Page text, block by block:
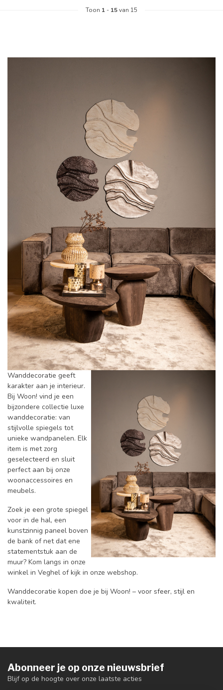
Toon 1 - 15van 15
Wanddecoratie geeft
karakter aan je interieur.
Bij Woon! vind je een
bijzondere collectie luxe
wanddecoratie: van
stijlvolle spiegels tot
unieke wandpanelen. Elk
item is met zorg
geselecteerd en sluit
perfect aan bij onze
woonaccessoires en
meubels.
Zoek je een grote spiegel
voor in de hal, een
kunstzinnig paneel boven
de bank of net dat ene
statementstuk aan de
muur? Kom langs in onze
winkel in Veghel of kijk in onze webshop.
Wanddecoratie kopen doe je bij Woon! – voor sfeer, stijl en
kwaliteit.
Abonneer je op onze nieuwsbrief
Blijf op de hoogte over onze laatste acties